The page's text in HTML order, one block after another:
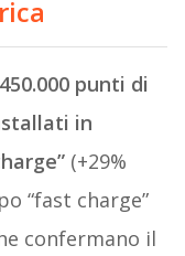
punti di
in
(+29%
“fast charge”
confermano il